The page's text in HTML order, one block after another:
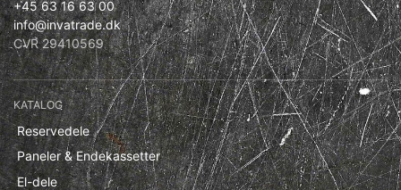
+45 63 16 63 00
info@invatrade.dk
CVR 29410569
KATALOG
Reservedele
Paneler & Endekassetter
El-dele